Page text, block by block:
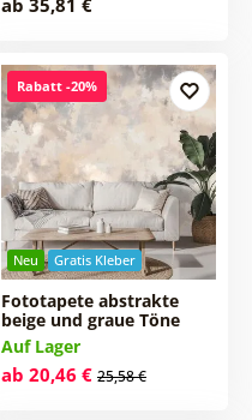
Neu Gratis Kleber
Rabatt -20%
Fototapete abstrakte
beige und graue Töne
Auf Lager
ab 20,46 € 25,58 €